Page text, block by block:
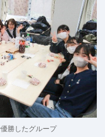
勝したグループ